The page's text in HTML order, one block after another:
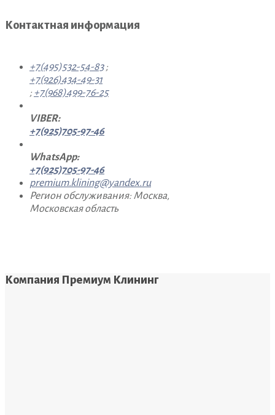
Контактная информация
+7(495)532-54-83 ;
+7(926)434-49-31
; +7(968)499-76-25
VIBER:
+7(925)705-97-46
WhatsApp:
+7(925)705-97-46
premium.klining@yandex.ru
Регион обслуживания: Москва,
Московская область
Компания Премиум Клининг